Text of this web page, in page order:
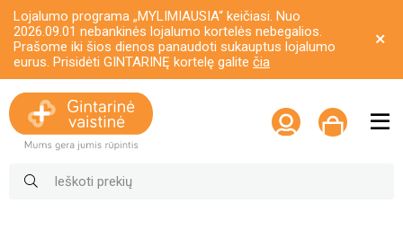
Lojalumo programa „MYLIMIAUSIA“ keičiasi. Nuo
2026.09.01 nebankinės lojalumo kortelės nebegalios.
Prašome iki šios dienos panaudoti sukauptus lojalumo
eurus. Prisidėti GINTARINĘ kortelę galite čia